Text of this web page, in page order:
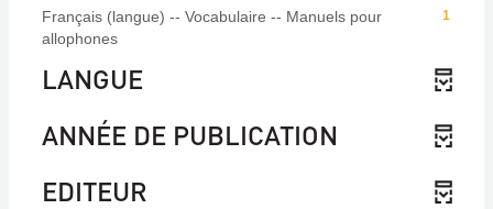
1
Français (langue) -- Vocabulaire -- Manuels pour
allophones
LANGUE
ANNÉE DE PUBLICATION
EDITEUR